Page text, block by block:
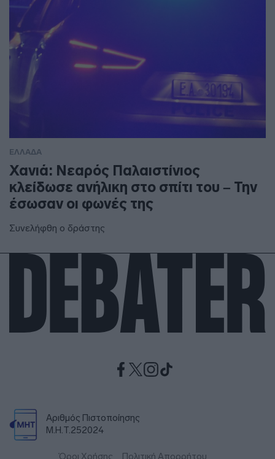
ΕΛΛΑΔΑ
Χανιά: Νεαρός Παλαιστίνιος
κλείδωσε ανήλικη στο σπίτι του – Την
έσωσαν οι φωνές της
Συνελήφθη ο δράστης
Αριθμός Πιστοποίησης
Μ.Η.Τ.252024
Όροι Χρήσης
Πολιτική Απορρήτου